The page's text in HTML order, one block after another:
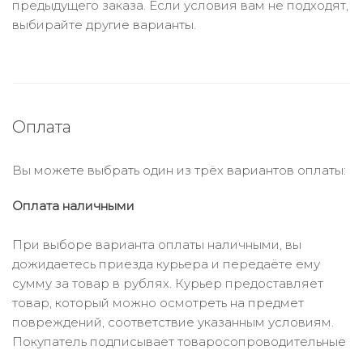
предыдущего заказа. Если условия вам не подходят,
выбирайте другие варианты.
Оплата
Вы можете выбрать один из трёх вариантов оплаты:
Оплата наличными
При выборе варианта оплаты наличными, вы
дожидаетесь приезда курьера и передаёте ему
сумму за товар в рублях. Курьер предоставляет
товар, который можно осмотреть на предмет
повреждений, соответствие указанным условиям.
Покупатель подписывает товаросопроводительные